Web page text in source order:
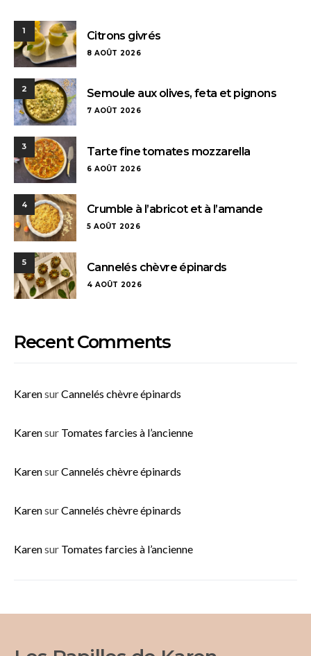
1 Citrons givrés
8 AOÛT 2026
2 Semoule aux olives, feta et pignons
7 AOÛT 2026
3 Tarte fine tomates mozzarella
6 AOÛT 2026
4 Crumble à l’abricot et à l’amande
5 AOÛT 2026
5 Cannelés chèvre épinards
4 AOÛT 2026
Recent Comments
KarensurCannelés chèvre épinards
Karensur Tomates farcies à l’ancienne
KarensurCannelés chèvre épinards
KarensurCannelés chèvre épinards
Karensur Tomates farcies à l’ancienne